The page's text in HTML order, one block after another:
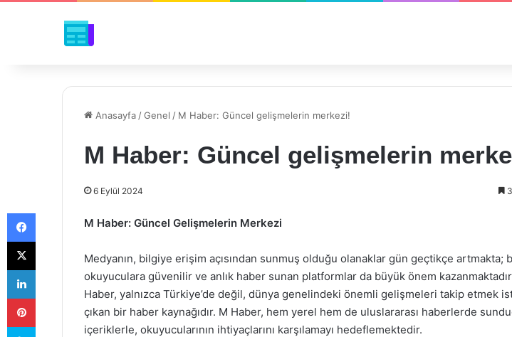
Anasayfa /Genel / M Haber: Güncel gelişmelerin merkezi!
M Haber: Güncel gelişmelerin
6 Eylül 2024
M Haber: Güncel Gelişmelerin Merkezi
Medyanın, bilgiye erişim açısından sunmuş olduğu olanaklar gün geçtikçe artmakta;
okuyuculara güvenilir ve anlık haber sunan platformlar da büyük önem
Haber, yalnızca Türkiye’de değil, dünya genelindeki önemli gelişmeleri takip etmek
çıkan bir haber kaynağıdır. M Haber, hem yerel hem de uluslararası haberlerde
içeriklerle, okuyucularının ihtiyaçlarını karşılamayı hedeflemektedir.
Facebook
X
LinkedIn
Pinterest
Skype